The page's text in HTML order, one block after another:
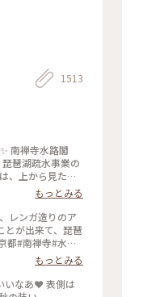
1513
南禅寺水路閣
琶湖疏水事業の
、上から見た写
閣 #南禅寺もっとみる
レンガ造りのア
とが出来て、琵琶
都#南禅寺#水路
もっとみる
いなあ❤️ 表側は